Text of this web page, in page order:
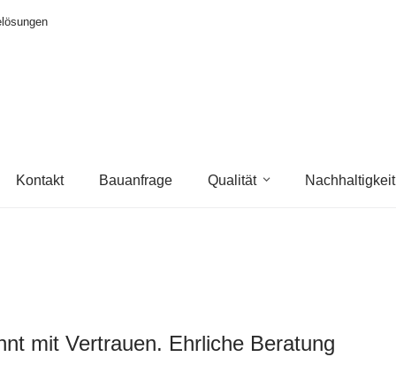
Kontakt Bauanfrage Qualität Nachhaltigkeit
mit Vertrauen. Ehrliche Beratung